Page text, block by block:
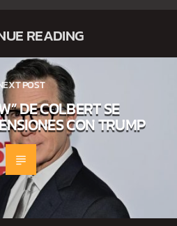
READING
POST
DE COLBERT SE
CON TRUMP